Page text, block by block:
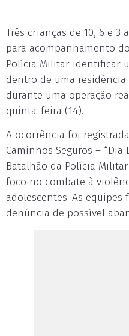
Três crianças de 10, 6 e
para acompanhamento
Polícia Militar identificar
dentro de uma
durante uma operação
quinta-feira (14).
A ocorrência foi
Caminhos Seguros – “Dia
Batalhão da Polícia
foco no combate à
adolescentes. As
denúncia de possível